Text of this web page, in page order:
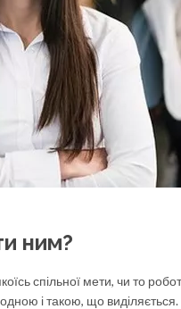
ним?
спільної мети, чи то
і такою, що